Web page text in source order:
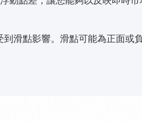
滑點影響。滑點可能為正面或負